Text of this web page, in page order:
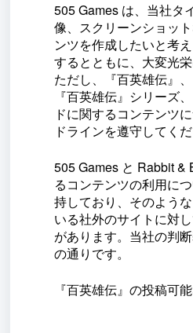
505 Games は、当社タ
像、スクリーンショッ
ンツを作成したいと考
するとともに、大変光
ただし、『百英雄伝』
『百英雄伝』シリーズ
ドに関するコンテンツ
ドラインを遵守してくだ
505 Games と Rabbit &
るコンテンツの利用に
持しており、そのよう
いる社外のサイトに対
があります。当社の判
の通りです。
『百英雄伝』の投稿可